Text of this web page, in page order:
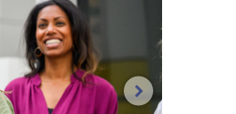
volgende